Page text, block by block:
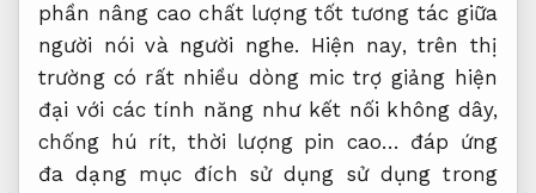
phần nâng cao chất lượng tốt tương tác giữa
người nói và người nghe. Hiện nay, trên thị
trường có rất nhiều dòng mic trợ giảng hiện
đại với các tính năng như kết nối không dây,
chống hú rít, thời lượng pin cao… đáp ứng
đa dạng mục đích sử dụng sử dụng trong